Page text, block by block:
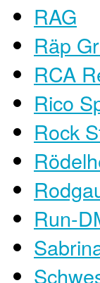
RAG
Räp
RCA
Rico
Rock
Run-